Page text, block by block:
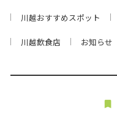
川越おすすめスポット
川越飲食店 お知らせ